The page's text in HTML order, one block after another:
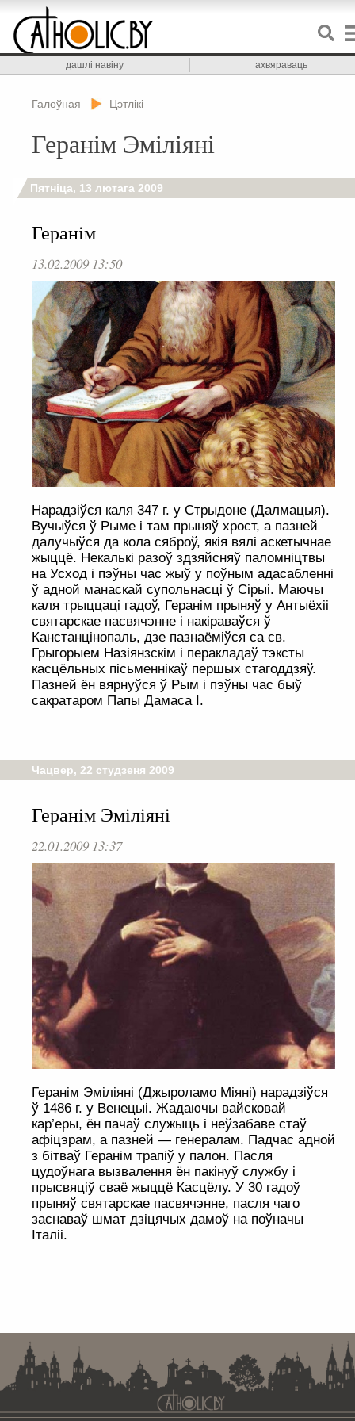
дашлі навіну ахвяраваць
Галоўная Цэтлікі
Геранім Эміліяні
Пятніца, 13 лютага 2009
Геранім
13.02.2009 13:50
Нарадзіўся каля 347 г. у Стрыдоне (Далмацыя).
Вучыўся ў Рыме і там прыняў хрост, а пазней
далучыўся да кола сяброў, якія вялі аскетычнае
жыццё. Некалькі разоў здзяйсняў паломніцтвы
на Усход і пэўны час жыў у поўным адасабленні
ў адной манаскай супольнасці ў Сірыі. Маючы
каля трыццаці гадоў, Геранім прыняў у Антыёхіі
святарскае пасвячэнне і накіраваўся ў
Канстанцінопаль, дзе пазнаёміўся са св.
Грыгорыем Назіянзскім і перакладаў тэксты
касцёльных пісьменнікаў першых стагоддзяў.
Пазней ён вярнуўся ў Рым і пэўны час быў
сакратаром Папы Дамаса І.
Чацвер, 22 студзеня 2009
Геранім Эміліяні
22.01.2009 13:37
Геранім Эміліяні (Джыроламо Міяні) нарадзіўся
ў 1486 г. у Венецыі. Жадаючы вайсковай
кар’еры, ён пачаў служыць і неўзабаве стаў
афіцэрам, а пазней — генералам. Падчас адной
з бітваў Геранім трапіў у палон. Пасля
цудоўнага вызвалення ён пакінуў службу і
прысвяціў сваё жыццё Касцёлу. У 30 гадоў
прыняў святарскае пасвячэнне, пасля чаго
заснаваў шмат дзіцячых дамоў на поўначы
Італіі.